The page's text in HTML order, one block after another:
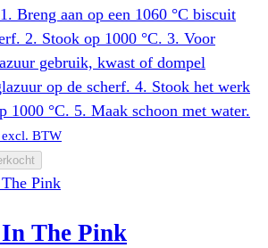
Breng aan op een 1060 °C biscuit
2. Stook op 1000 °C. 3. Voor
gebruik, kwast of dompel
op de scherf. 4. Stook het werk
1000 °C. 5. Maak schoon met water.
is:
excl. BTW
In The Pink